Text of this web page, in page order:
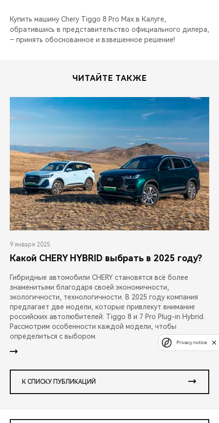
Купить машину Chery Tiggo 8 Pro Max в Калуге,
обратившись в представительство официального дилера,
– принять обоснованное и взвешенное решение!
ЧИТАЙТЕ ТАКЖЕ
9 января 2025
Какой CHERY HYBRID выбрать в 2025 году?
Гибридные автомобили CHERY становятся всё более
знаменитыми благодаря своей экономичности,
экологичности, технологичности. В 2025 году компания
предлагает две модели, которые привлекут внимание
российских автолюбителей: Tiggo 8 и 7 Pro Plug-in Hybrid.
Рассмотрим особенности каждой модели, чтобы
определиться с выбором.
К СПИСКУ ПУБЛИКАЦИЙ
Privacy notice